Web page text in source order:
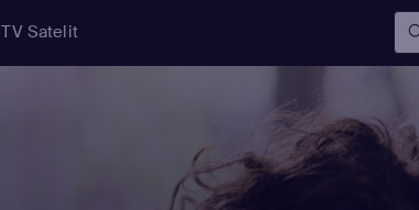
TV Satelit